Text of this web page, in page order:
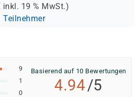
inkl. 19 % MwSt.)
Teilnehmer
9
1
0
Basierend auf 10 Bewertungen
4.94/5